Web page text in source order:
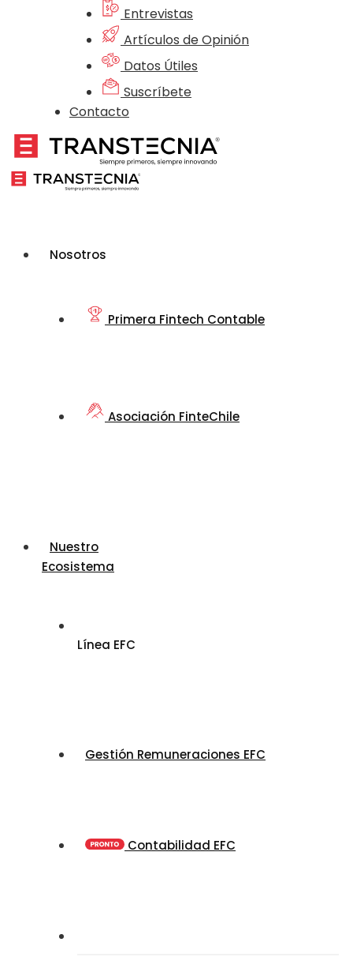
Entrevistas
Artículos de Opinión
Datos Útiles
Suscríbete
Contacto
Nosotros
Primera Fintech Contable
Asociación FinteChile
Nuestro
Ecosistema
Línea EFC
Gestión Remuneraciones EFC
Contabilidad EFC